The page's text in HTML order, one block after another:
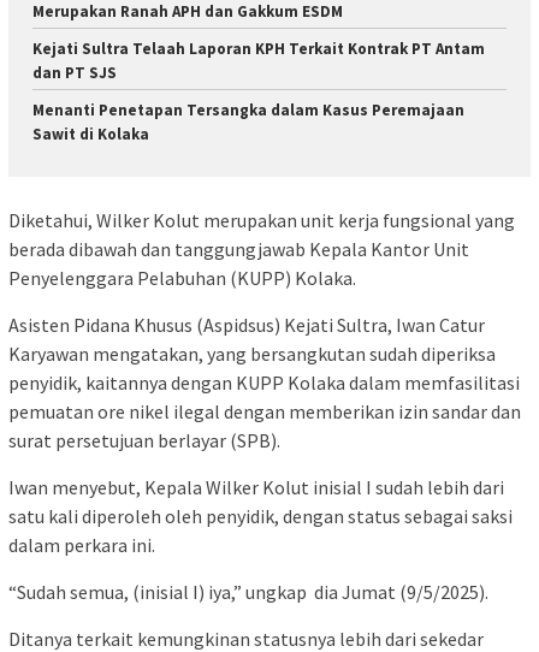
Merupakan Ranah APH dan Gakkum ESDM
Kejati Sultra Telaah Laporan KPH Terkait Kontrak PT Antam
dan PT SJS
Menanti Penetapan Tersangka dalam Kasus Peremajaan
Sawit di Kolaka
Diketahui, Wilker Kolut merupakan unit kerja fungsional yang
berada dibawah dan tanggungjawab Kepala Kantor Unit
Penyelenggara Pelabuhan (KUPP) Kolaka.
Asisten Pidana Khusus (Aspidsus) Kejati Sultra, Iwan Catur
Karyawan mengatakan, yang bersangkutan sudah diperiksa
penyidik, kaitannya dengan KUPP Kolaka dalam memfasilitasi
pemuatan ore nikel ilegal dengan memberikan izin sandar dan
surat persetujuan berlayar (SPB).
Iwan menyebut, Kepala Wilker Kolut inisial I sudah lebih dari
satu kali diperoleh oleh penyidik, dengan status sebagai saksi
dalam perkara ini.
“Sudah semua, (inisial I) iya,” ungkap dia Jumat (9/5/2025).
Ditanya terkait kemungkinan statusnya lebih dari sekedar